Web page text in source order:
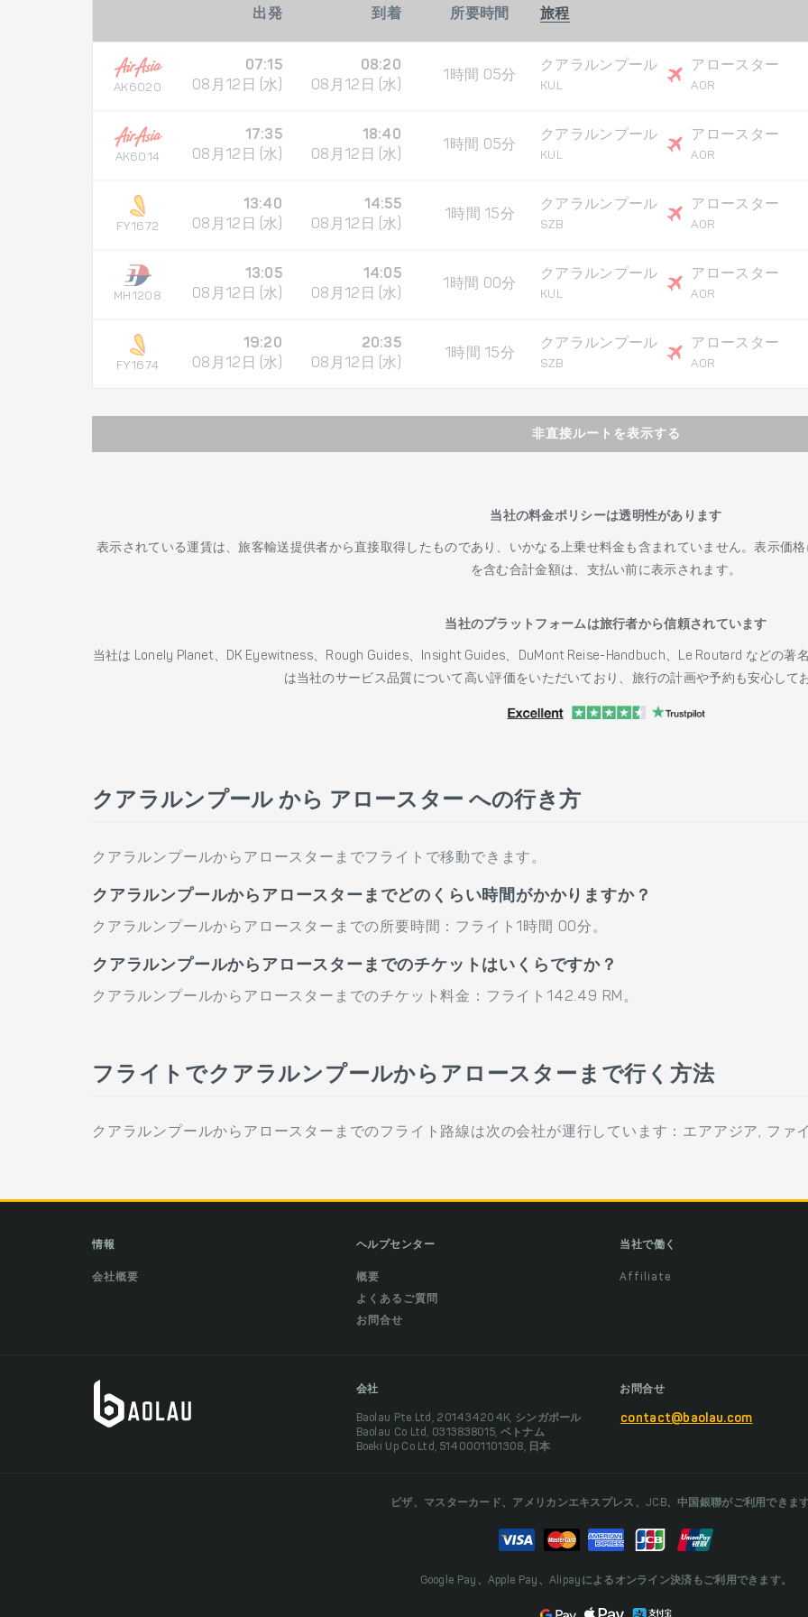
出発 到着 所要時間 旅程
AK6020
07:15
08月12日 (水)
08:20
08月12日 (水)
1時間 05分
クアラルンプール
KUL
アロースター
AOR
AK6014
17:35
08月12日 (水)
18:40
08月12日 (水)
1時間 05分
クアラルンプール
KUL
アロースター
AOR
FY1672
13:40
08月12日 (水)
14:55
08月12日 (水)
1時間 15分
クアラルンプール
SZB
アロースター
AOR
MH1208
13:05
08月12日 (水)
14:05
08月12日 (水)
1時間 00分
クアラルンプール
KUL
アロースター
AOR
FY1674
19:20
08月12日 (水)
20:35
08月12日 (水)
1時間 15分
クアラルンプール
SZB
アロースター
AOR
非直接ルートを表示する
当社の料金ポリシーは透明性があります
表示されている運賃は、旅客輸送提供者から直接取得したものであり、いかなる上乗せ料金も含まれていません。表示価
を含む合計金額は、支払い前に表示されます。
当社のプラットフォームは旅行者から信頼されています
当社は Lonely Planet、DK Eyewitness、Rough Guides、Insight Guides、DuMont Reise-Handbuch、Le Routard などの著
は当社のサービス品質について高い評価をいただいており、旅行の計画や予約も安心して
クアラルンプール から アロースター への行き方
クアラルンプールからアロースターまでフライトで移動できます。
クアラルンプールからアロースターまでどのくらい時間がかかりますか？
クアラルンプールからアロースターまでの所要時間：フライト1時間 00分。
クアラルンプールからアロースターまでのチケットはいくらですか？
クアラルンプールからアロースターまでのチケット料金：フライト142.49 RM。
フライトでクアラルンプールからアロースターまで行く方法
クアラルンプールからアロースターまでのフライト路線は次の会社が運行しています：エアアジア, ファ
情報
会社概要
ヘルプセンター
概要
よくあるご質問
お問合せ
当社で働く
Affiliate
会社
Baolau Pte Ltd, 201434204K, シンガポール
Baolau Co Ltd, 0313838015, ベトナム
Boeki Up Co Ltd, 5140001101308, 日本
お問合せ
contact@baolau.com
ビザ、マスターカード、アメリカンエキスプレス、JCB、中国銀聯がご利用できます
Google Pay、Apple Pay、Alipayによるオンライン決済もご利用できます。